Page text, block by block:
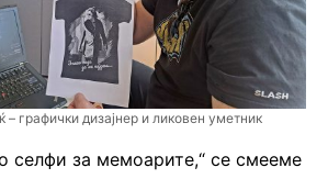
графички дизајнер и ликовен уметник
селфи за мемоарите,“ се смееме